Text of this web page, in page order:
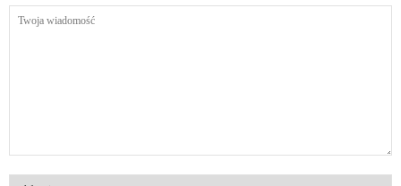
wiadomość